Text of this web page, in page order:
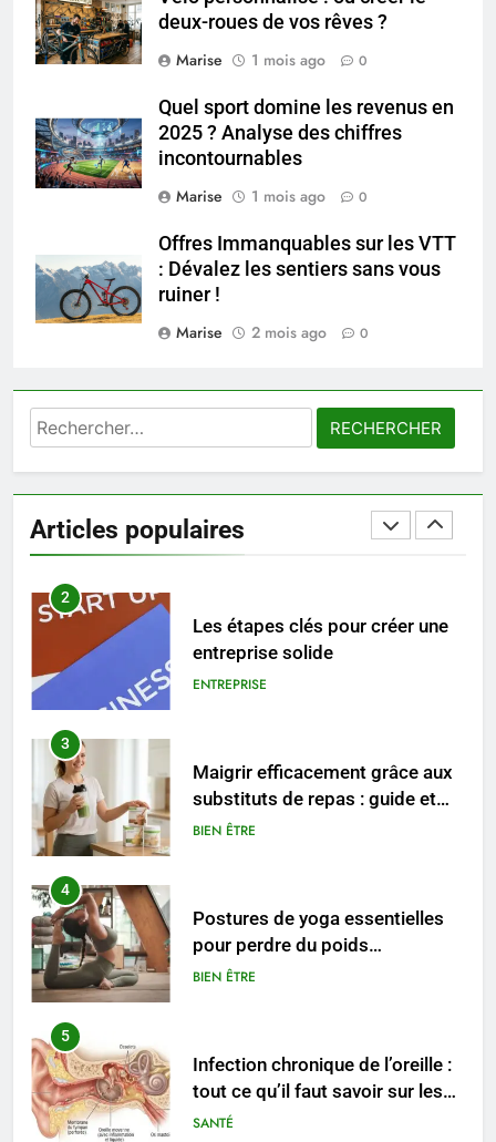
deux-roues de vos rêves ?
Marise
1 mois ago 0
Quel sport domine les revenus en
2025 ? Analyse des chiffres
incontournables
Marise
1 mois ago 0
Offres Immanquables sur les VTT
: Dévalez les sentiers sans vous
ruiner !
Marise
2 mois ago 0
Rechercher :
Articles populaires
7
seniors: aménagement et
exercices
BIEN ÊTRE
8
Voyance à La Rochelle : où
sérieux à un tarif juste ?
BIEN ÊTRE
1
Les tendances mode qui
entreprise solide
ENTREPRISE
3
Maigrir efficacement grâce aux
substituts de repas : guide et
conseils pratiques
BIEN ÊTRE
4
Postures de yoga essentielles
pour perdre du poids
rapidement et durable
BIEN ÊTRE
5
Infection chronique de l’oreille :
tout ce qu’il faut savoir sur les
saignements
SANTÉ
6
Les secrets révélés pour une
peau éclatante grâce à The
Ordinary
SANTÉ